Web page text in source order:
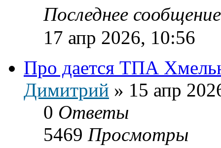
Последнее
17 апр 2026, 10:56
Про дается ТПА
Димитрий » 15 апр
0 Ответы
5469 Просмотры